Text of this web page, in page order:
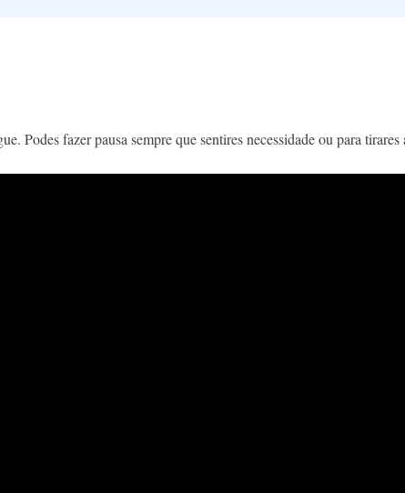
Podes fazer pausa sempre que sentires necessidade ou para